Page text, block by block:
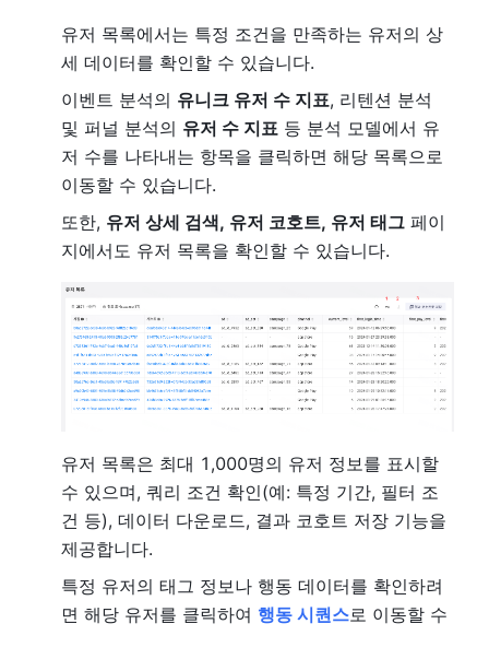
유저 목록에서는 특정 조건을 만족하는 유저의 상
세 데이터를 확인할 수 있습니다.
이벤트 분석의 유니크 유저 수 지표, 리텐션 분석
및 퍼널 분석의 유저 수 지표 등 분석 모델에서 유
저 수를 나타내는 항목을 클릭하면 해당 목록으로
이동할 수 있습니다.
또한, 유저 상세 검색, 유저 코호트, 유저 태그 페이
지에서도 유저 목록을 확인할 수 있습니다.
유저 목록은 최대 1,000명의 유저 정보를 표시할
수 있으며, 쿼리 조건 확인(예: 특정 기간, 필터 조
건 등), 데이터 다운로드, 결과 코호트 저장 기능을
제공합니다.
특정 유저의 태그 정보나 행동 데이터를 확인하려
면 해당 유저를 클릭하여 행동 시퀀스로 이동할 수